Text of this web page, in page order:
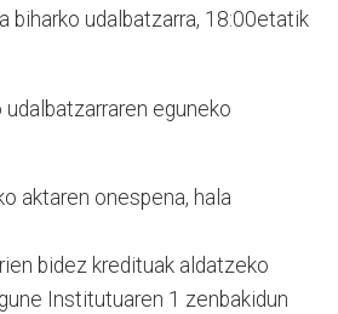
biharko udalbatzarra, 18:00etatik
eguneko
aktaren onespena, hala
bidez kredituak aldatzeko
Institutuaren 1 zenbakidun